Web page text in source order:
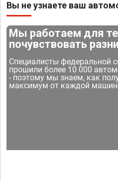
Вы не узнаете ваш
Мы работаем для
почувствовать
Специалисты федеральной
прошили более 10 000
- поэтому мы знаем, как
максимум от каждой